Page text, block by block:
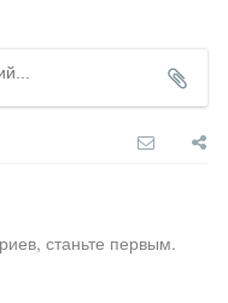
станьте первым.